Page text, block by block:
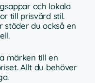
och lokala
till prisvärd stil.
stöder du också en
märken till en
Allt du behöver